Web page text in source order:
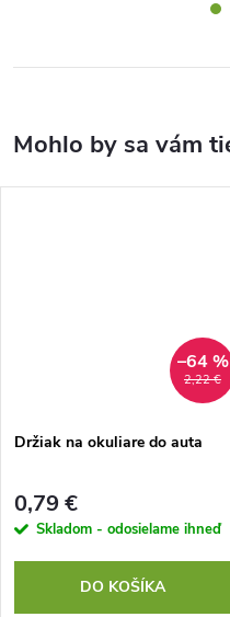
2,22 €
–64 %
Držiak na okuliare do auta
0,79 €
Skladom - odosielame ihneď
DO KOŠÍKA